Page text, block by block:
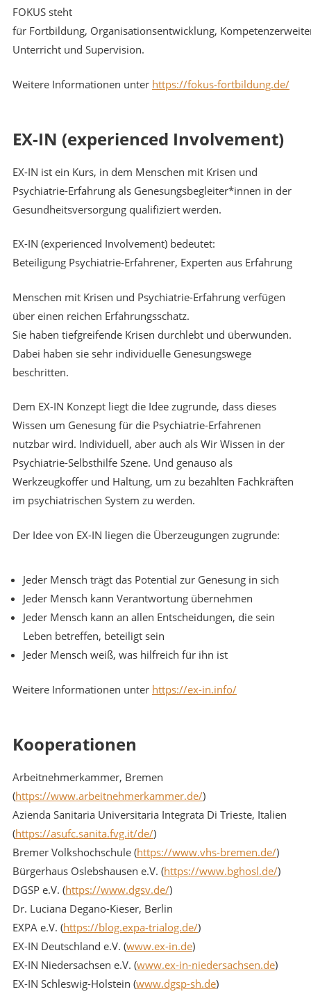
FOKUS steht
für Fortbildung, Organisationsentwicklung,
Unterricht und Supervision.
Weitere Informationen unter https://fokus-fortbildung.de/
EX-IN (experienced Involvement)
EX-IN ist ein Kurs, in dem Menschen mit Krisen und
Psychiatrie-Erfahrung als Genesungsbegleiter*innen in der
Gesundheitsversorgung qualifiziert werden.
EX-IN (experienced Involvement) bedeutet:
Beteiligung Psychiatrie-Erfahrener, Experten aus Erfahrung
Menschen mit Krisen und Psychiatrie-Erfahrung verfügen
über einen reichen Erfahrungsschatz.
Sie haben tiefgreifende Krisen durchlebt und überwunden.
Dabei haben sie sehr individuelle Genesungswege
beschritten.
Dem EX-IN Konzept liegt die Idee zugrunde, dass dieses
Wissen um Genesung für die Psychiatrie-Erfahrenen
nutzbar wird. Individuell, aber auch als Wir Wissen in der
Psychiatrie-Selbsthilfe Szene. Und genauso als
Werkzeugkoffer und Haltung, um zu bezahlten Fachkräften
im psychiatrischen System zu werden.
Der Idee von EX-IN liegen die Überzeugungen zugrunde:
Jeder Mensch trägt das Potential zur Genesung in sich
Jeder Mensch kann Verantwortung übernehmen
Jeder Mensch kann an allen Entscheidungen, die sein
Leben betreffen, beteiligt sein
Jeder Mensch weiß, was hilfreich für ihn ist
Weitere Informationen unter https://ex-in.info/
Kooperationen
Arbeitnehmerkammer, Bremen
(https://www.arbeitnehmerkammer.de/)
Azienda Sanitaria Universitaria Integrata Di Trieste, Italien
(https://asufc.sanita.fvg.it/de/)
Bremer Volkshochschule (https://www.vhs-bremen.de/)
Bürgerhaus Oslebshausen e.V. (https://www.bghosl.de/)
DGSP e.V. (https://www.dgsv.de/)
Dr. Luciana Degano-Kieser, Berlin
EXPA e.V. (https://blog.expa-trialog.de/)
EX-IN Deutschland e.V. (www.ex-in.de)
EX-IN Niedersachsen e.V. (www.ex-in-niedersachsen.de)
EX-IN Schleswig-Holstein (www.dgsp-sh.de)